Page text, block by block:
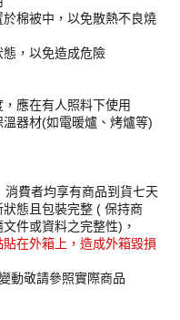
棉被中，以免散熱不良燒
，以免造成危險
應在有人照料下使用
器材(如電暖爐、烤爐等)
消費者均享有商品到貨七天
態且包裝完整 ( 保持商
件或資料之完整性)，
在外箱上，造成外箱毀損
動敬請參照實際商品